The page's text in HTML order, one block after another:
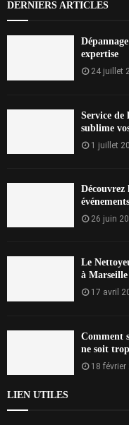
DERNIERS ARTICLES
expertise
24 juillet
Service de
sublime
1 juillet
Découvrez
26 juin
Le
à Marseille
17 avril
Comment
ne soit
18 février
LIEN UTILES